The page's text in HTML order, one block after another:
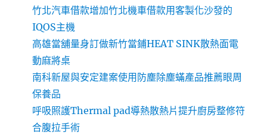
竹北汽車借款增加竹北機車借款用客製化沙發的
IQOS主機
高雄當舖量身訂做新竹當鋪HEAT SINK散熱面電
動麻將桌
南科新屋與安定建案使用防塵除塵蟎產品推薦眼周
保養品
呼吸照護Thermal pad導熱散熱片提升廚房整修符
合腹拉手術